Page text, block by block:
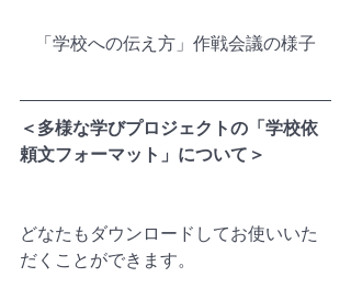
「学校への伝え方」作戦会議の様子
＜多様な学びプロジェクトの「学校依
頼文フォーマット」について＞
どなたもダウンロードしてお使いいた
だくことができます。